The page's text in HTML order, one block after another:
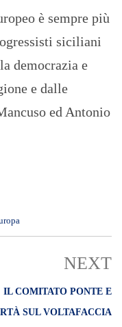
è sempre più
siciliani
democrazia e
e dalle
ed Antonio
NEXT
IL COMITATO PONTE E
SUL VOLTAFACCIA